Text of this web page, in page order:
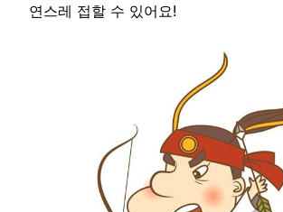
연스레 접할 수 있어요!